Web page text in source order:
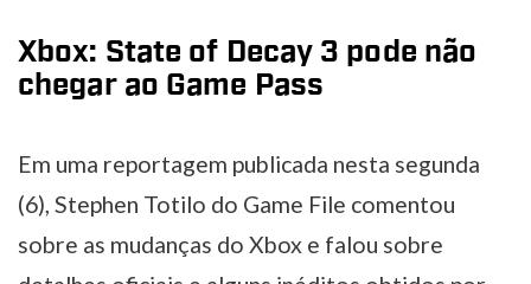
Xbox: State of Decay 3 pode não
chegar ao Game Pass
Em uma reportagem publicada nesta segunda
(6), Stephen Totilo do Game File comentou
sobre as mudanças do Xbox e falou sobre